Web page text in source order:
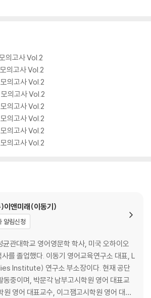
의고사 Vol.2
의고사 Vol.2
의고사 Vol.2
의고사 Vol.2
의고사 Vol.2
의고사 Vol.2
의고사 Vol.2
의고사 Vol.2
이앤미래(이동기)
알림신청
관대학교 영어영문학 학사, 미국 오하이오
를 졸업했다. 이동기 영어교육연구소 대표, L
Institute) 연구소 부소장이다. 현재 공단
동중이며, 박문각 남부고시학원 영어 대표교
원 영어 대표교수, 이그잼고시학원 영어 대표